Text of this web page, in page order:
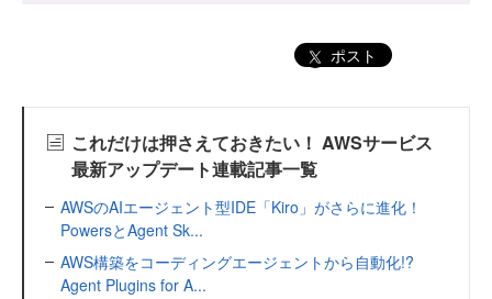
ポスト
これだけは押さえておきたい！ AWSサービス
最新アップデート連載記事一覧
AWSのAIエージェント型IDE「Kiro」がさらに進化！
PowersとAgent Sk...
AWS構築をコーディングエージェントから自動化!?
Agent Plugins for A...